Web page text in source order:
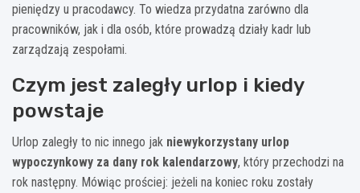
pieniędzy u pracodawcy. To wiedza przydatna zarówno dla
pracowników, jak i dla osób, które prowadzą działy kadr lub
zarządzają zespołami.
Czym jest zaległy urlop i kiedy
powstaje
Urlop zaległy to nic innego jak niewykorzystany urlop
wypoczynkowy za dany rok kalendarzowy, który przechodzi na
rok następny. Mówiąc prościej: jeżeli na koniec roku zostały